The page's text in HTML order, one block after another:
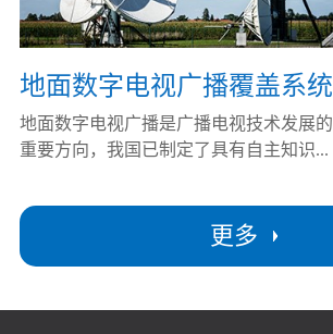
更多
地面数字电视广播覆盖系统
地面数字电视广播是广播电视技术发展的
重要方向，我国已制定了具有自主知识...